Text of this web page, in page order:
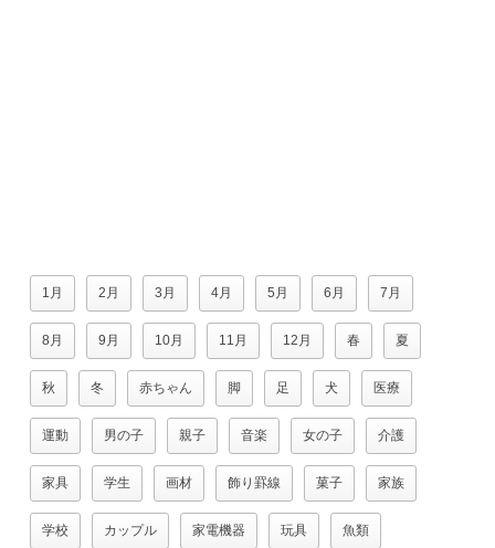
1月 2月 3月 4月 5月 6月 7月
8月 9月 10月 11月 12月 春 夏
秋 冬 赤ちゃん 脚 足 犬 医療
運動 男の子 親子 音楽 女の子 介護
家具 学生 画材 飾り罫線 菓子 家族
学校 カップル 家電機器 玩具 魚類